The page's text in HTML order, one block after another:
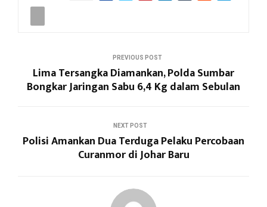
PREVIOUS POST
Lima Tersangka Diamankan, Polda Sumbar
Bongkar Jaringan Sabu 6,4 Kg dalam Sebulan
NEXT POST
Polisi Amankan Dua Terduga Pelaku Percobaan
Curanmor di Johar Baru